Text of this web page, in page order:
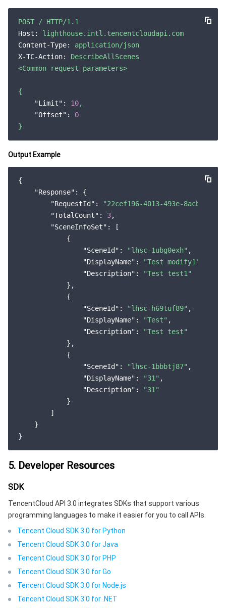
标签
云资源自动化 for Terraform
操作审计
集团账号管理
身份识别平台
云顾问 - 混沌演练
腾讯云代码助手
腾讯云代码分析
腾讯云可观测平台
应用性能监控
云拨测
Grafana 可视化服务
腾讯云健康看板
云顾问-Tencent RTC 云助手
API 与工具
云迁移
腾讯云命令行工具
软件产品公告专区
腾讯专有云企业版 TCE
腾讯云数据库
大数据
大数据处理套件 TBDS
其他文档
腾讯云培训认证
操作系统
TencentOS Server
POST / HTTP/1.1
Host:
lighthouse.intl.tencentcloudapi.com
Content-Type:
application/json
X-TC-Action:
DescribeAllScenes
<Common
request parameters>
{
"Limit":
10,
"Offset":
0
}
Output Example
{
"Response" : {
"RequestId" :
"22cef196-4013-493e-8acb-
"TotalCount" : 3,
"SceneInfoSet" : [
            {
"SceneId" : "lhsc-1ubg0exh" ,
"DisplayName" : "Test modify1"
"Description" :
"Test test1"
            },
            {
"SceneId" : "lhsc-h69tuf89" ,
"DisplayName" : "Test" ,
"Description" :
"Test test"
            },
            {
"SceneId" : "lhsc-1bbbtj87" ,
"DisplayName" : "31" ,
"Description" :
"31"
            }
        ]
    }
5. Developer Resources
SDK
TencentCloud API 3.0 integrates SDKs that support various
programming languages to make it easier for you to call APIs.
Tencent Cloud SDK 3.0 for Python
Tencent Cloud SDK 3.0 for Java
Tencent Cloud SDK 3.0 for PHP
Tencent Cloud SDK 3.0 for Go
Tencent Cloud SDK 3.0 for Node.js
Tencent Cloud SDK 3.0 for .NET